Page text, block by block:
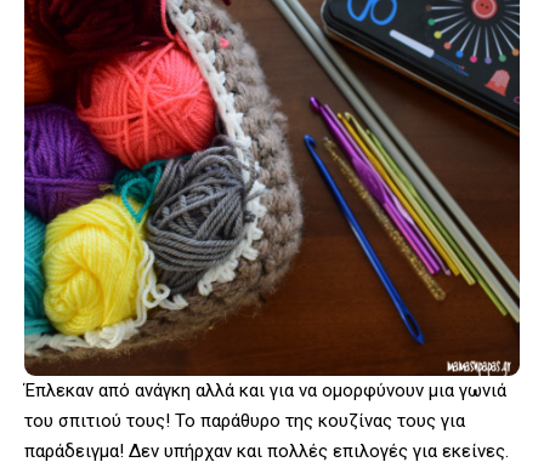
Έπλεκαν από ανάγκη αλλά και για να ομορφύνουν μια γωνιά
του σπιτιού τους! Το παράθυρο της κουζίνας τους για
παράδειγμα! Δεν υπήρχαν και πολλές επιλογές για εκείνες.